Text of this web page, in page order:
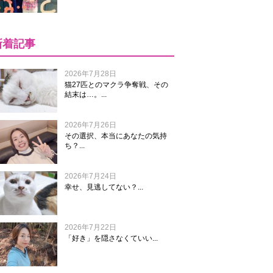
着記事
2026年7月28日
猫27匹とのマクラ争奪戦、その
結末は…。...
2026年7月26日
その選択、本当にあなたの気持
ち？...
2026年7月24日
幸せ、見逃してない？...
2026年7月22日
「好き」を隠さなくていい...